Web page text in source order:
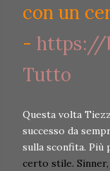
con un
- https://
Tutto
Questa volta
successo da
sulla sconfita. Più
certo stile.